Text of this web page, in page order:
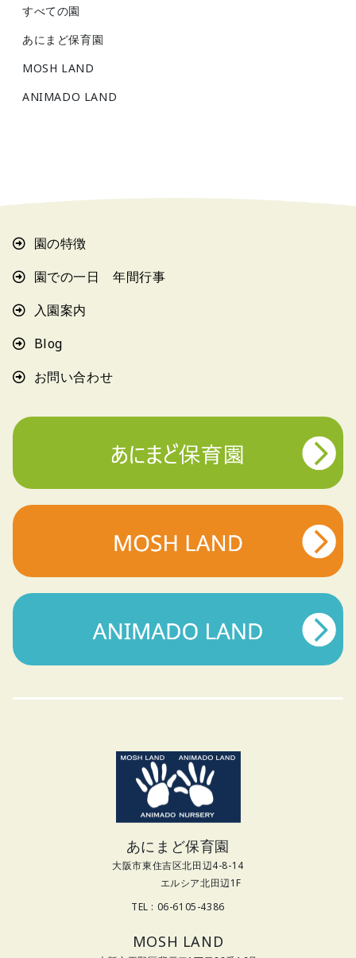
すべての園
あにまど保育園
MOSH LAND
ANIMADO LAND
園の特徴
園での一日 年間行事
入園案内
Blog
お問い合わせ
あにまど保育園
大阪市東住吉区北田辺4-8-14
エルシア北田辺1F
TEL : 06-6105-4386
MOSH LAND